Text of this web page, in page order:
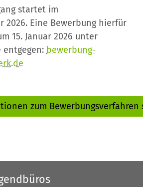
startet im
2026. Eine Bewerbung hierfür
15. Januar 2026 unter
entgegen: bewerbung-
zum Bewerbungsverfahren